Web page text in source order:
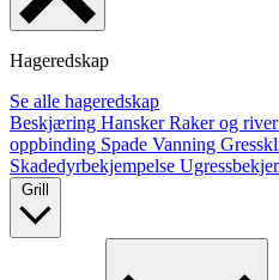
Hageredskap
Se alle hageredskap
Beskjæring HanskerRaker og river
oppbinding Spade Vanning
Skadedyrbekjempelse